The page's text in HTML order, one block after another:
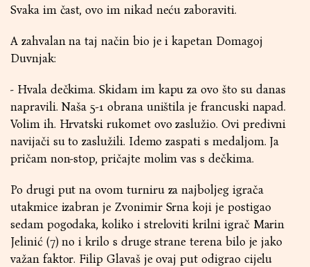
Svaka im čast, ovo im nikad neću zaboraviti.
A zahvalan na taj način bio je i kapetan Domagoj
Duvnjak:
- Hvala dečkima. Skidam im kapu za ovo što su danas
napravili. Naša 5-1 obrana uništila je francuski napad.
Volim ih. Hrvatski rukomet ovo zaslužio. Ovi predivni
navijači su to zaslužili. Idemo zaspati s medaljom. Ja
pričam non-stop, pričajte molim vas s dečkima.
Po drugi put na ovom turniru za najboljeg igrača
utakmice izabran je Zvonimir Srna koji je postigao
sedam pogodaka, koliko i streloviti krilni igrač Marin
Jelinić (7) no i krilo s druge strane terena bilo je jako
važan faktor. Filip Glavaš je ovaj put odigrao cijelu